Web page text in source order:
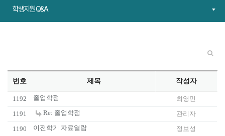
학생지원 Q&A
번호 제목 작성자
1192 졸업학점
최영민
1191
Re: 졸업학점
관리자
1190
이전학기 자료열람
정보성